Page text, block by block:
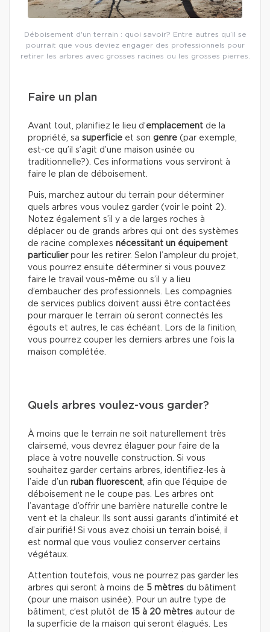
Déboisement d'un terrain : quoi savoir? Entre autres qu’il se
pourrait que vous deviez engager des professionnels pour
retirer les arbres avec grosses racines ou les grosses pierres.
Faire un plan
Avant tout, planifiez le lieu d’emplacement de la
propriété, sa superficie et son genre (par exemple,
est-ce qu’il s’agit d’une maison usinée ou
traditionnelle?). Ces informations vous serviront à
faire le plan de déboisement.
Puis, marchez autour du terrain pour déterminer
quels arbres vous voulez garder (voir le point 2).
Notez également s’il y a de larges roches à
déplacer ou de grands arbres qui ont des systèmes
de racine complexes nécessitant un équipement
particulierpour les retirer. Selon l’ampleur du projet,
vous pourrez ensuite déterminer si vous pouvez
faire le travail vous-même ou s’il y a lieu
d’embaucher des professionnels. Les compagnies
de services publics doivent aussi être contactées
pour marquer le terrain où seront connectés les
égouts et autres, le cas échéant. Lors de la finition,
vous pourrez couper les derniers arbres une fois la
maison complétée.
Quels arbres voulez-vous garder?
À moins que le terrain ne soit naturellement très
clairsemé, vous devrez élaguer pour faire de la
place à votre nouvelle construction. Si vous
souhaitez garder certains arbres, identifiez-les à
l’aide d’un ruban fluorescent , afin que l’équipe de
déboisement ne le coupe pas. Les arbres ont
l’avantage d’offrir une barrière naturelle contre le
vent et la chaleur. Ils sont aussi garants d’intimité et
d’air purifié! Si vous avez choisi un terrain boisé, il
est normal que vous vouliez conserver certains
végétaux.
Attention toutefois, vous ne pourrez pas garder les
arbres qui seront à moins de 5 mètres du bâtiment
(pour une maison usinée). Pour un autre type de
bâtiment, c’est plutôt de 15 à 20 mètres autour de
la superficie de la maison qui seront élagués. Les